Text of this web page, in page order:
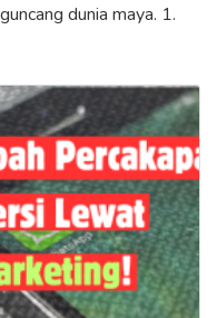
dunia maya. 1.